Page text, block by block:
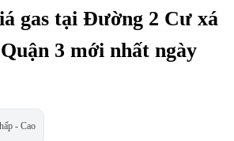
gas tại Đường 2 Cư xá
3 mới nhất ngày
- Cao